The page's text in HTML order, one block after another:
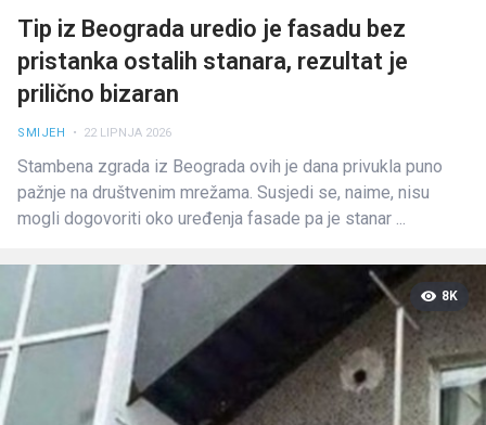
Tip iz Beograda uredio je fasadu bez
pristanka ostalih stanara, rezultat je
prilično bizaran
SMIJEH • 22 LIPNJA 2026
Stambena zgrada iz Beograda ovih je dana privukla puno
pažnje na društvenim mrežama. Susjedi se, naime, nisu
mogli dogovoriti oko uređenja fasade pa je stanar ...
8K